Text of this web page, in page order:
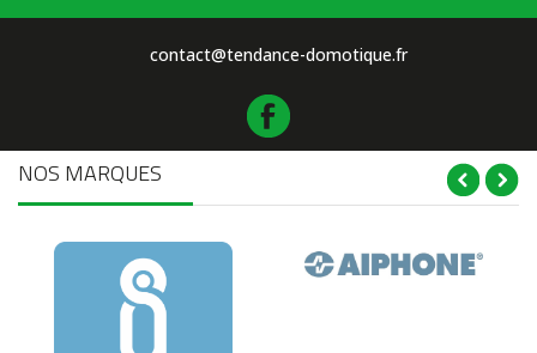
contact@tendance-domotique.fr
NOS MARQUES